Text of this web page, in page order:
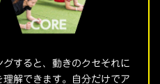
すると、動きのクセそれに
解できます。自分だけでア